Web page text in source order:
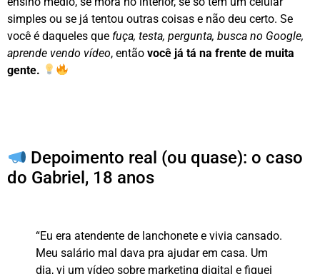
simples ou se já tentou outras coisas e não deu certo. Se
você é daqueles que fuça, testa, pergunta, busca no Google,
aprende vendo vídeo, então você já tá na frente de muita
gente.
Depoimento real (ou quase): o caso
do Gabriel, 18 anos
“Eu era atendente de lanchonete e vivia cansado.
Meu salário mal dava pra ajudar em casa. Um
dia, vi um vídeo sobre marketing digital e fiquei